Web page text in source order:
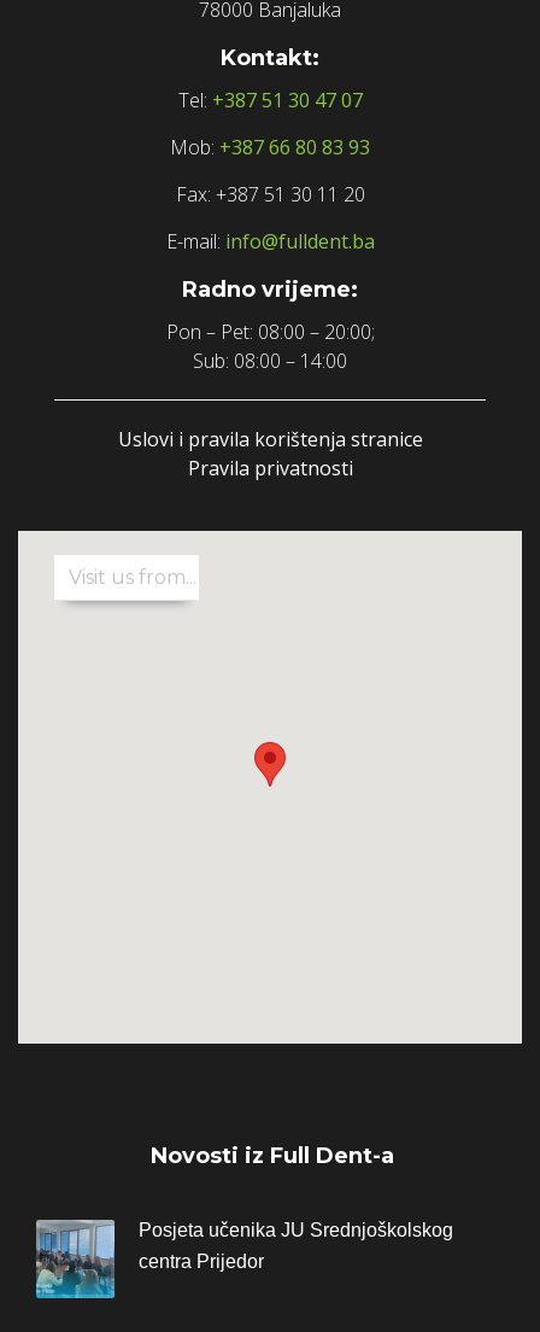
78000 Banjaluka
Kontakt:
Tel: +387 51 30 47 07
Mob: +387 66 80 83 93
Fax: +387 51 30 11 20
E-mail: info@fulldent.ba
Radno vrijeme:
Pon – Pet: 08:00 – 20:00;
Sub: 08:00 – 14:00
Uslovi i pravila korištenja stranice
Pravila privatnosti
Novosti iz Full Dent-a
Posjeta učenika JU Srednjoškolskog
centra Prijedor